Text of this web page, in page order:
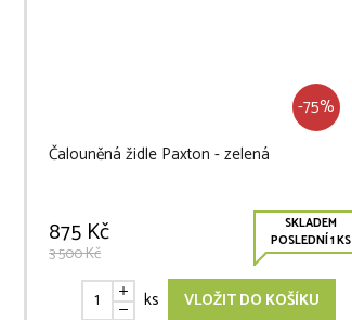
-75%
Čalouněná židle Paxton - zelená
875 Kč
3 500 Kč
SKLADEM
POSLEDNÍ 1 KS
ks VLOŽIT DO KOŠÍKU